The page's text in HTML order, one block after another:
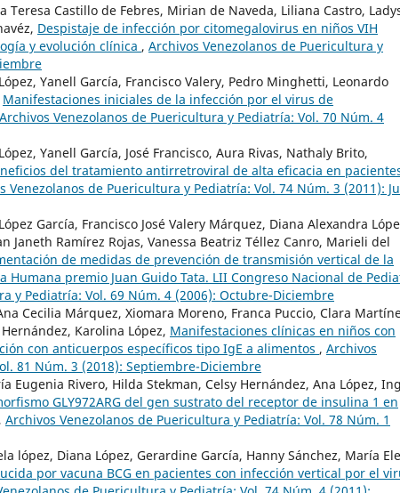
Teresa Castillo de Febres, Mirian de Naveda, Liliana Castro,
Despistaje de infección por citomegalovirus en niños VIH
y evolución clínica , Archivos Venezolanos de Puericultura y
Yanell García, Francisco Valery, Pedro Minghetti, Leonardo
Manifestaciones iniciales de la infección por el virus de
Archivos Venezolanos de Puericultura y Pediatría: Vol. 70 Núm. 4
Yanell García, José Francisco, Aura Rivas, Nathaly Brito,
del tratamiento antirretroviral de alta eficacia en
Venezolanos de Puericultura y Pediatría: Vol. 74 Núm. 3 (2011):
García, Francisco José Valery Márquez, Diana Alexandra
Janeth Ramírez Rojas, Vanessa Beatriz Téllez Canro, Marieli del
de medidas de prevención de transmisión vertical de la
premio Juan Guido Tata. LII Congreso Nacional de
y Pediatría: Vol. 69 Núm. 4 (2006): Octubre-Diciembre
Cecilia Márquez, Xiomara Moreno, Franca Puccio, Clara
Karolina López, Manifestaciones clínicas en niños con
con anticuerpos específicos tipo IgE a alimentos , Archivos
81 Núm. 3 (2018): Septiembre-Diciembre
Eugenia Rivero, Hilda Stekman, Celsy Hernández, Ana López,
GLY972ARG del gen sustrato del receptor de insulina 1 en
, Archivos Venezolanos de Puericultura y Pediatría: Vol. 78 Núm. 1
lópez, Diana López, Gerardine García, Hanny Sánchez, María
por vacuna BCG en pacientes con infección vertical por el